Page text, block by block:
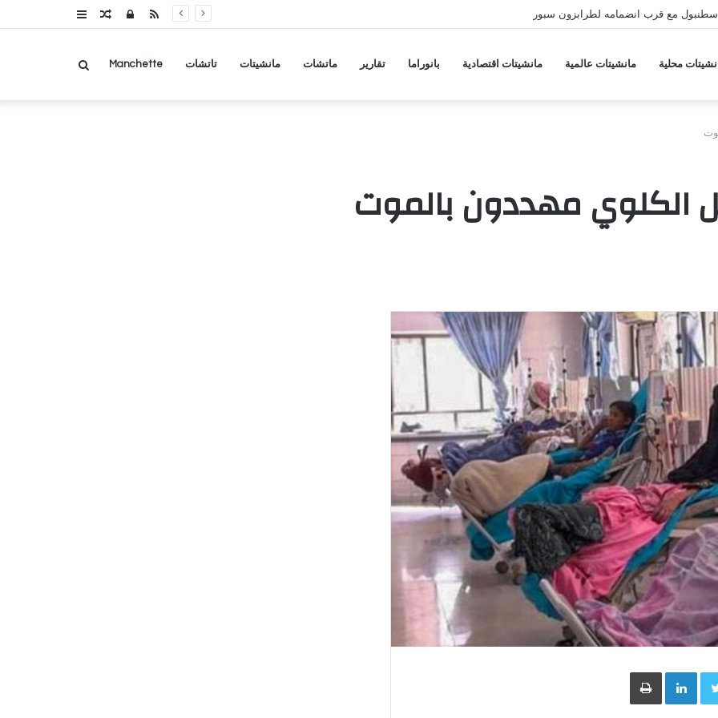
ارتفاع جديدة في أسعار المواد الغذائية عمودمقالتسجيلRSS
محلية مانشيتات عالمية مانشيتات اقتصادية بانوراما تقارير ماتشات مانشيتات تاتشات Manchette بحث
Twitter
LinkedInطباعة